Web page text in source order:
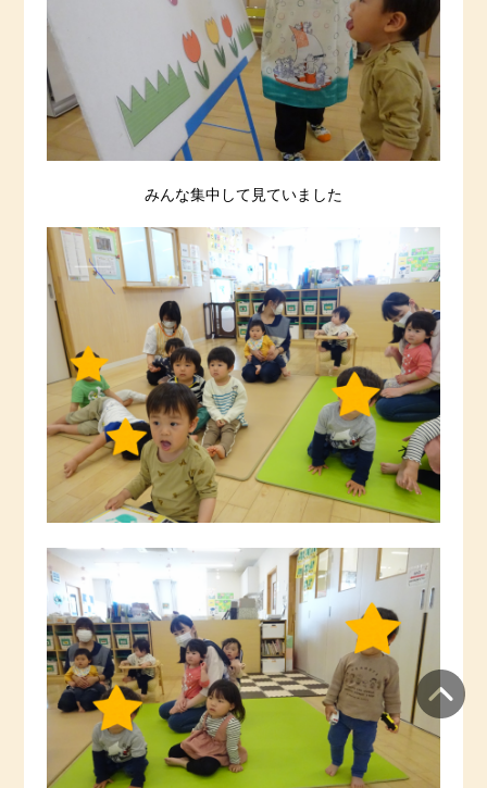
みんな集中して見ていました